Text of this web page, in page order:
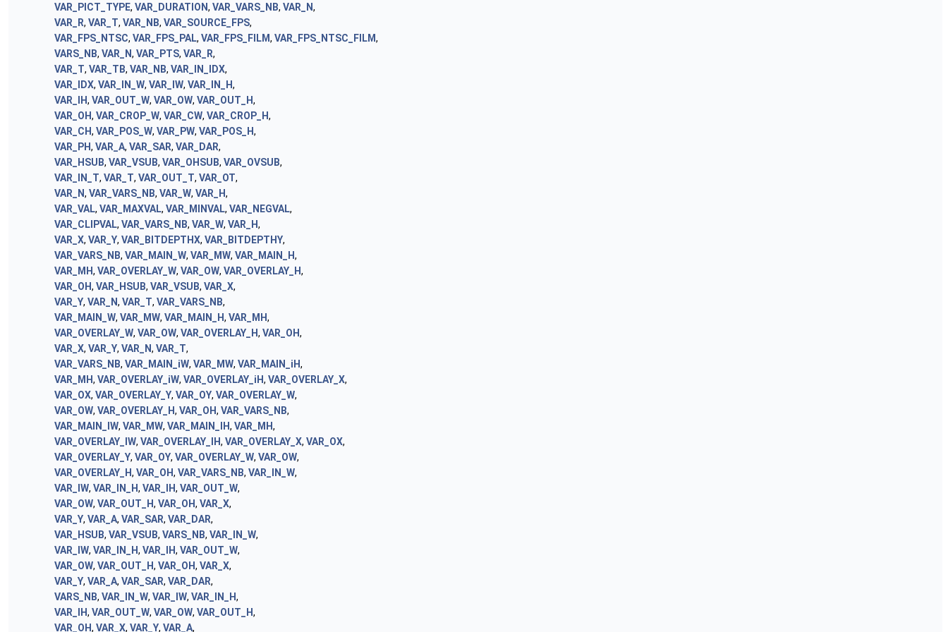
VAR_PICT_TYPE, VAR_DURATION, VAR_VARS_NB, VAR_N,
VAR_R, VAR_T, VAR_NB, VAR_SOURCE_FPS,
VAR_FPS_NTSC, VAR_FPS_PAL, VAR_FPS_FILM, VAR_FPS_NTSC_FILM,
VARS_NB, VAR_N, VAR_PTS, VAR_R,
VAR_T, VAR_TB, VAR_NB, VAR_IN_IDX,
VAR_IDX, VAR_IN_W, VAR_IW, VAR_IN_H,
VAR_IH, VAR_OUT_W, VAR_OW, VAR_OUT_H,
VAR_OH, VAR_CROP_W, VAR_CW, VAR_CROP_H,
VAR_CH, VAR_POS_W, VAR_PW, VAR_POS_H,
VAR_PH, VAR_A, VAR_SAR, VAR_DAR,
VAR_HSUB, VAR_VSUB, VAR_OHSUB, VAR_OVSUB,
VAR_IN_T, VAR_T, VAR_OUT_T, VAR_OT,
VAR_N, VAR_VARS_NB, VAR_W, VAR_H,
VAR_VAL, VAR_MAXVAL, VAR_MINVAL, VAR_NEGVAL,
VAR_CLIPVAL, VAR_VARS_NB, VAR_W, VAR_H,
VAR_X, VAR_Y, VAR_BITDEPTHX, VAR_BITDEPTHY,
VAR_VARS_NB, VAR_MAIN_W, VAR_MW, VAR_MAIN_H,
VAR_MH, VAR_OVERLAY_W, VAR_OW, VAR_OVERLAY_H,
VAR_OH, VAR_HSUB, VAR_VSUB, VAR_X,
VAR_Y, VAR_N, VAR_T, VAR_VARS_NB,
VAR_MAIN_W, VAR_MW, VAR_MAIN_H, VAR_MH,
VAR_OVERLAY_W, VAR_OW, VAR_OVERLAY_H, VAR_OH,
VAR_X, VAR_Y, VAR_N, VAR_T,
VAR_VARS_NB, VAR_MAIN_iW, VAR_MW, VAR_MAIN_iH,
VAR_MH, VAR_OVERLAY_iW, VAR_OVERLAY_iH, VAR_OVERLAY_X,
VAR_OX, VAR_OVERLAY_Y, VAR_OY, VAR_OVERLAY_W,
VAR_OW, VAR_OVERLAY_H, VAR_OH, VAR_VARS_NB,
VAR_MAIN_IW, VAR_MW, VAR_MAIN_IH, VAR_MH,
VAR_OVERLAY_IW, VAR_OVERLAY_IH, VAR_OVERLAY_X, VAR_OX,
VAR_OVERLAY_Y, VAR_OY, VAR_OVERLAY_W, VAR_OW,
VAR_OVERLAY_H, VAR_OH, VAR_VARS_NB, VAR_IN_W,
VAR_IW, VAR_IN_H, VAR_IH, VAR_OUT_W,
VAR_OW, VAR_OUT_H, VAR_OH, VAR_X,
VAR_Y, VAR_A, VAR_SAR, VAR_DAR,
VAR_HSUB, VAR_VSUB, VARS_NB, VAR_IN_W,
VAR_IW, VAR_IN_H, VAR_IH, VAR_OUT_W,
VAR_OW, VAR_OUT_H, VAR_OH, VAR_X,
VAR_Y, VAR_A, VAR_SAR, VAR_DAR,
VARS_NB, VAR_IN_W, VAR_IW, VAR_IN_H,
VAR_IH, VAR_OUT_W, VAR_OW, VAR_OUT_H,
VAR_OH, VAR_X, VAR_Y, VAR_A,